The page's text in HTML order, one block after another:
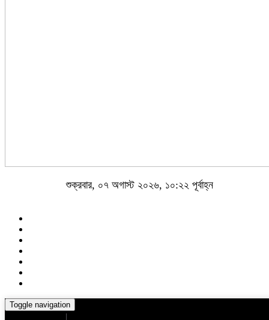
শুক্রবার, ০৭ অগাস্ট ২০২৬, ১০:২২ পূর্বাহ্ন
Toggle navigation